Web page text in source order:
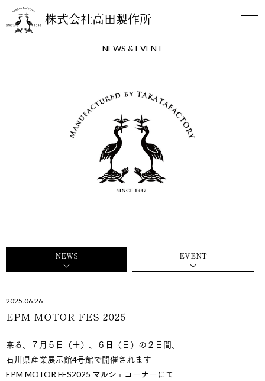
株式会社高田製作所
NEWS & EVENT
NEWS EVENT
2025.06.26
EPM MOTOR FES 2025
来る、７月５日（土）、６日（日）の２日間、
石川県産業展示館4号館で開催されます
EPM MOTOR FES2025 マルシェコーナーにて